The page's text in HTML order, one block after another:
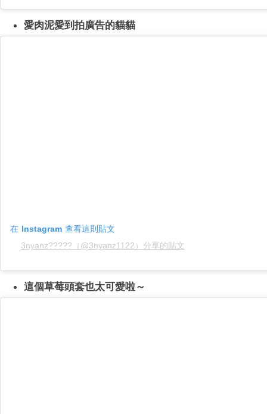
愛肉泥愛到拍廣告的貓貓
在 Instagram 查看這則貼文
3nyanz?????（@3nyanz1122）分享的貼文
這個草莓頭套也太可愛啦～